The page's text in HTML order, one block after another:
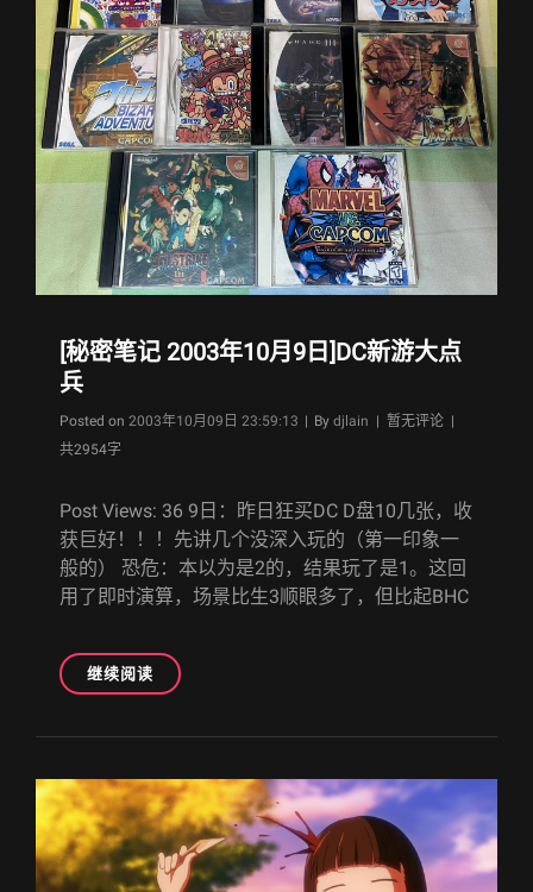
日]PSO
奋
斗
12
日
目
/
电
子
游
戏
软
本
登
友
斗
其
乐
穷
[秘密笔记 2003年10月9日]DC新游大点
兵
Posted on 2003年10月09日 23:59:13 | By Byline
djlain | 暂无评论 |
共2954字
Post Views: 36 9日：昨日狂买DC D盘10几张，收
获巨好！！！先讲几个没深入玩的（第一印象一
般的） 恐危：本以为是2的，结果玩了是1。这回
用了即时演算，场景比生3顺眼多了，但比起BHC
继续阅读[秘
密
年
10
月
9